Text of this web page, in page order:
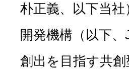
朴正義、以下当
開発機構（以下
創出を目指す共